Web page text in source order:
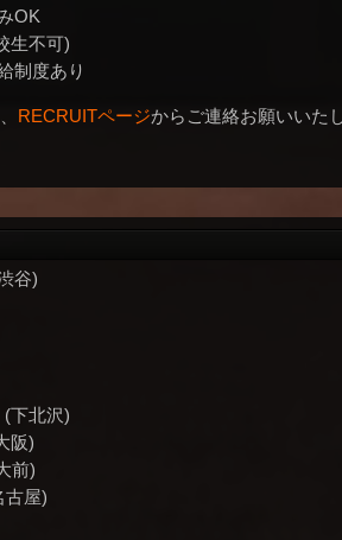
OK
生不可)
制度あり
RECRUITページからご連絡お願いいた
谷)
(下北沢)
阪)
前)
古屋)